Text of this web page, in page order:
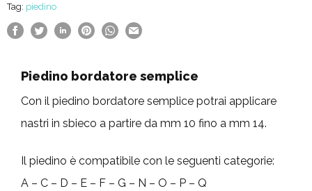
Tag: piedino
Piedino bordatore semplice
Con il piedino bordatore semplice potrai applicare
nastri in sbieco a partire da mm 10 fino a mm 14.
Il piedino è compatibile con le seguenti categorie:
A – C – D – E – F – G – N – O – P – Q